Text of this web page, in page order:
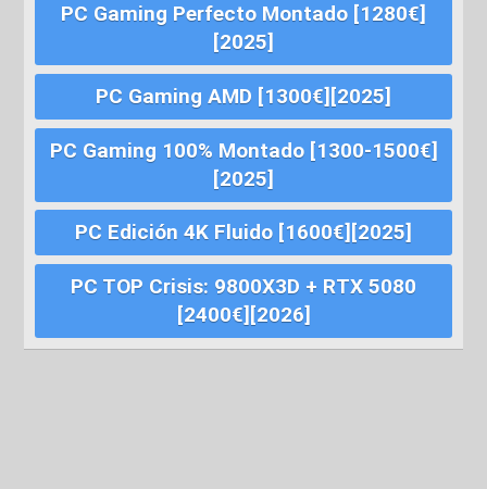
PC Gaming Perfecto Montado [1280€]
[2025]
PC Gaming AMD [1300€][2025]
PC Gaming 100% Montado [1300-1500€]
[2025]
PC Edición 4K Fluido [1600€][2025]
PC TOP Crisis: 9800X3D + RTX 5080
[2400€][2026]